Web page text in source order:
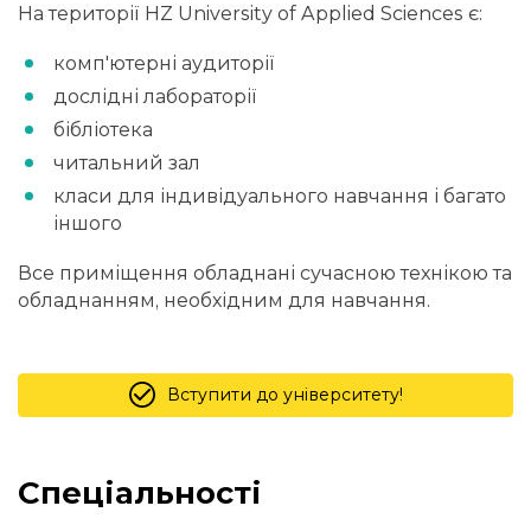
На території HZ University of Applied Sciences є:
комп'ютерні аудиторії
дослідні лабораторії
бібліотека
читальний зал
класи для індивідуального навчання і багато
іншого
Все приміщення обладнані сучасною технікою та
обладнанням, необхідним для навчання.
Вступити до університету!
Спеціальності